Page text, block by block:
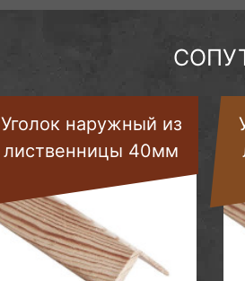
Уголок наружный из
лиственницы 40мм